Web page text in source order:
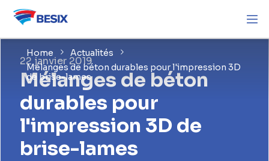
Home
Actualités
Mélanges de béton durables pour l'impression 3D
de brise-lames
22 janvier 2019
Mélanges de béton
durables pour
l'impression 3D de
brise-lames